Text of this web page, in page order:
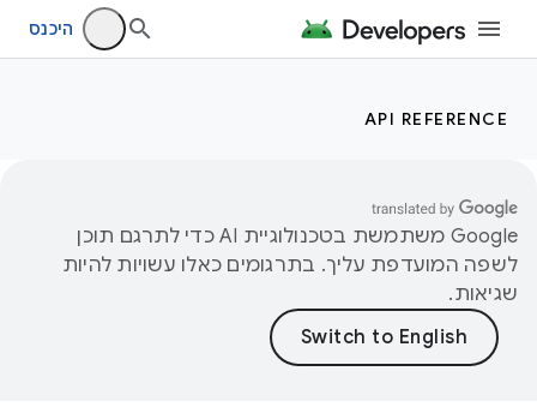
היכנס
API REFERENCE
‫Google משתמשת בטכנולוגיית AI כדי לתרגם תוכן
לשפה המועדפת עליך. בתרגומים כאלו עשויות להיות
שגיאות.